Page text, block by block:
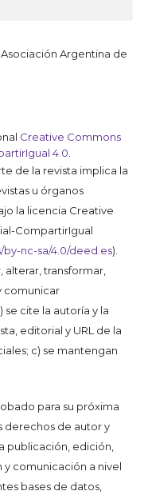
Argentina de
Creative Commons
4.0
de la revista implica la
u órganos
la licencia Creative
CompartirIgual
nc-sa/4.0/deed.es).
transformar,
comunicar
cite la autoría y la
editorial y URL de la
c) se mantengan
para su próxima
derechos de autor y
publicación, edición,
comunicación a nivel
bases de datos,